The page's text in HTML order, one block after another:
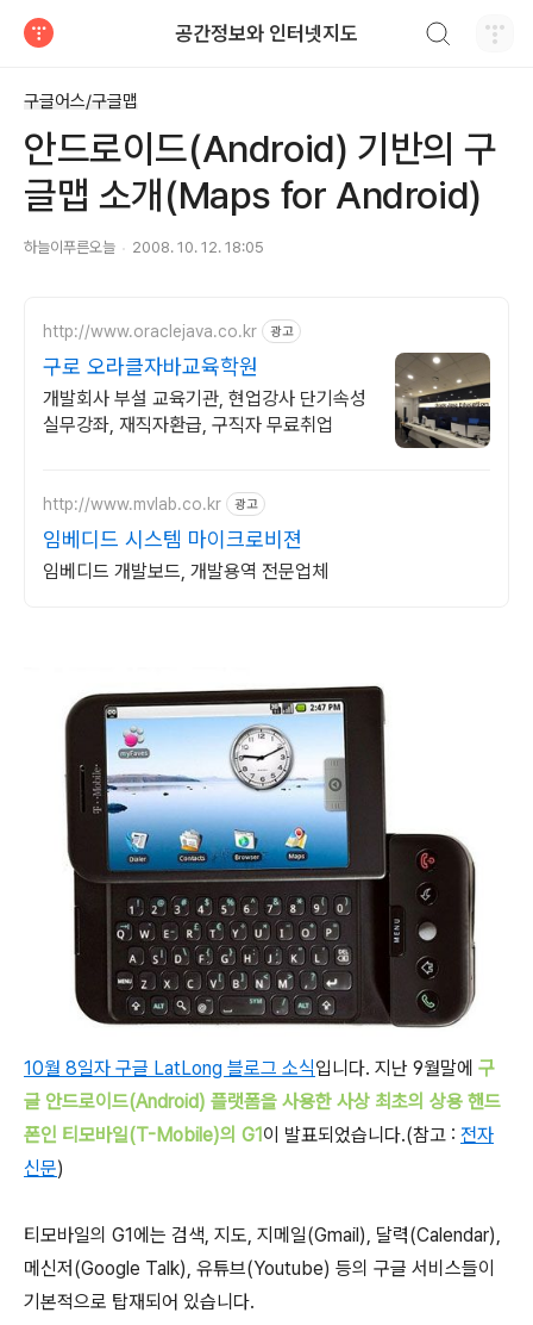
공간정보와 인터넷지도
구글어스/구글맵
안드로이드(Android) 기반의 구
글맵 소개(Maps for Android)
하늘이푸른오늘 2008. 10. 12. 18:05
http://www.oraclejava.co.kr 광고
구로 오라클자바교육학원
개발회사 부설 교육기관, 현업강사 단기속성
실무강좌, 재직자환급, 구직자 무료취업
http://www.mvlab.co.kr 광고
임베디드 시스템 마이크로비젼
임베디드 개발보드, 개발용역 전문업체
10월 8일자 구글 LatLong 블로그 소식입니다. 지난 9월말에 구
글 안드로이드(Android) 플랫폼을 사용한 사상 최초의 상용 핸드
폰인 티모바일(T-Mobile)의 G1 이 발표되었습니다.(참고 : 전자
신문)
티모바일의 G1에는 검색, 지도, 지메일(Gmail), 달력(Calendar),
메신저(Google Talk), 유튜브(Youtube) 등의 구글 서비스들이
기본적으로 탑재되어 있습니다.